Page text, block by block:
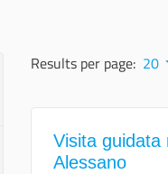
Results per page: 20
Visita guidata
Alessano